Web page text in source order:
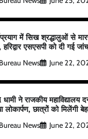
में सिख श्रद्धालुओं से
हरिद्वार एसएसपी को दी गई
Bureau News June 22,
ने राजकीय महाविद्यालय
लोकार्पण, छात्रों को मिलेंगी
Bureau News June 22,